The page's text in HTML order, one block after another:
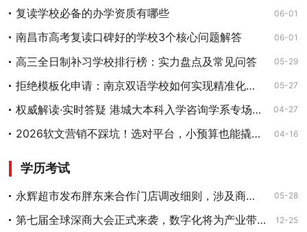
复读学校必备的办学资质有哪些 06-01
南昌市高考复读口碑好的学校3个核心问题解答 06-01
高三全日制补习学校排行榜：实力盘点及常见问答 05-29
拒绝模板化申请：南京双语学校如何实现精准化升学指导 05-27
权威解读·实时答疑 港城大本科入学咨询学系专场线上讲座5月4日至8日开启 04-27
2026软文营销不踩坑！选对平台，小预算也能撬动大流量 04-16
学历考试
永辉超市发布胖东来合作门店调改细则，涉及商品结构等方面 05-28
第七届全球深商大会正式来袭，数字化将为产业带来深刻变革 12-25